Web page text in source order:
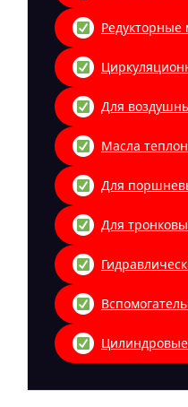
Редукторные
Для
Масла
Для
Для